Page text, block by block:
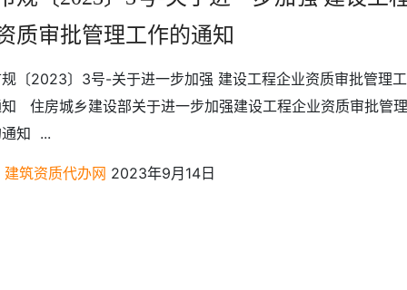
质审批管理工作的通知
〔2023〕3号-关于进一步加强 建设工程企业资质审批管理
住房城乡建设部关于进一步加强建设工程企业资质审批管
知 ...
建筑资质代办网 2023年9月14日